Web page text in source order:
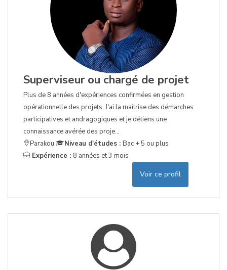
Superviseur ou chargé de projet
Plus de 8 années d'expériences confirmées en gestion
opérationnelle des projets. J'ai la maîtrise des démarches
participatives et andragogiques et je détiens une
connaissance avérée des proje...
Parakou
Niveau d'études : Bac + 5 ou plus
Expérience : 8 années et 3 mois
Voir ce profil